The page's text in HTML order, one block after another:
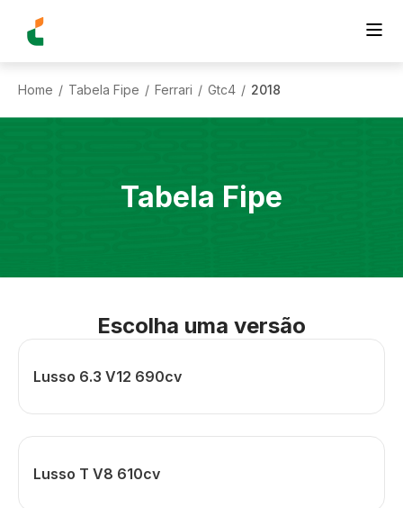
Home / Tabela Fipe / Ferrari / Gtc4 / 2018
Tabela Fipe
Escolha uma versão
Lusso 6.3 V12 690cv
Lusso T V8 610cv